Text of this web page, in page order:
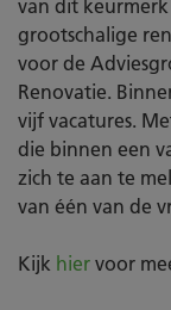
van dit
grootschalige
voor de
Renovatie.
vijf vacatures.
die binnen een
zich te aan te
van één van de
Kijk hier voor